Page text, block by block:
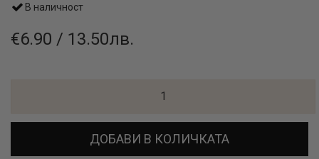
В наличност
€6.90 / 13.50лв.
ДОБАВИ В КОЛИЧКАТА